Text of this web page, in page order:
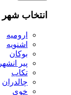
انتخاب شهر
اروميه
اشنويه
بوكان
پير انشهر
تكاب
چالدران
خوي